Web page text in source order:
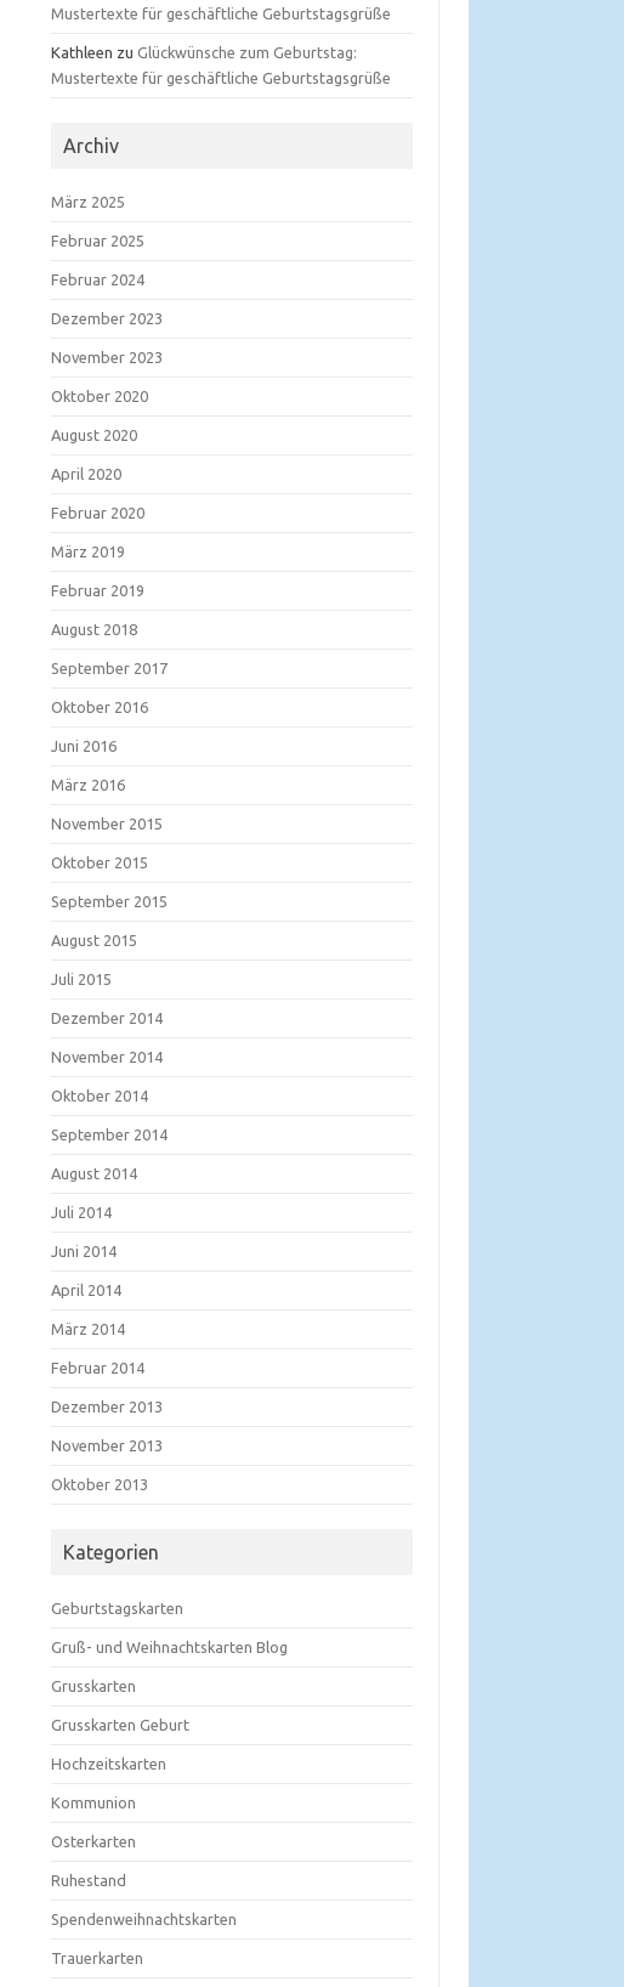
Mustertexte für geschäftliche Geburtstagsgrüße
Kathleen zuGlückwünsche zum Geburtstag:
Mustertexte für geschäftliche Geburtstagsgrüße
Archiv
März 2025
Februar 2025
Februar 2024
Dezember 2023
November 2023
Oktober 2020
August 2020
April 2020
Februar 2020
März 2019
Februar 2019
August 2018
September 2017
Oktober 2016
Juni 2016
März 2016
November 2015
Oktober 2015
September 2015
August 2015
Juli 2015
Dezember 2014
November 2014
Oktober 2014
September 2014
August 2014
Juli 2014
Juni 2014
April 2014
März 2014
Februar 2014
Dezember 2013
November 2013
Oktober 2013
Kategorien
Geburtstagskarten
Gruß- und Weihnachtskarten Blog
Grusskarten
Grusskarten Geburt
Hochzeitskarten
Kommunion
Osterkarten
Ruhestand
Spendenweihnachtskarten
Trauerkarten